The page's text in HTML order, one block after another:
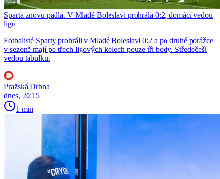
Sparta znovu padla. V Mladé Boleslavi prohrála 0:2, domácí vedou
ligu
Fotbalisté Sparty prohráli v Mladé Boleslavi 0:2 a po druhé porážce
v sezoně mají po třech ligových kolech pouze tři body. Středočeši
vedou tabulku.
Pražská Drbna
dnes, 20:15
1 min